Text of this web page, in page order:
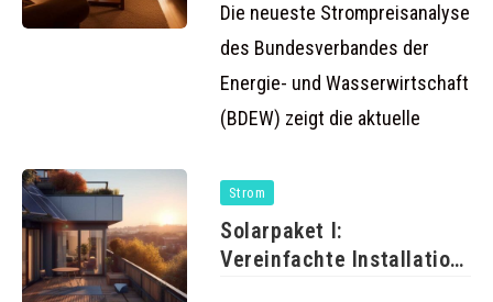
Die neueste Strompreisanalyse
des Bundesverbandes der
Energie- und Wasserwirtschaft
(BDEW) zeigt die aktuelle
Strom
Solarpaket I:
Vereinfachte Installation